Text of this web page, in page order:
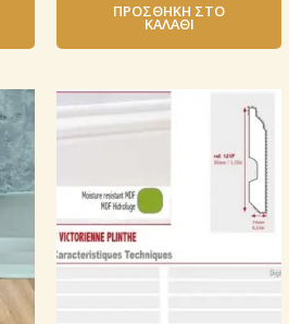
ΠΡΟΣΘΉΚΗ ΣΤΟ
ΚΑΛΆΘΙ